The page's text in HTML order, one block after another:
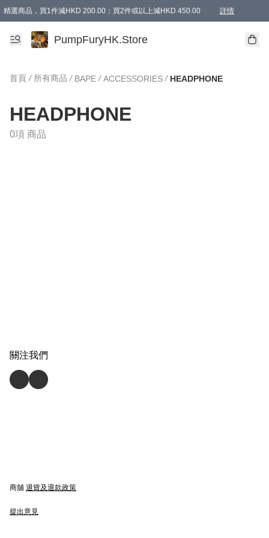
精選商品，買1件減HKD 200.00；買2件或以上減HKD 450.00 詳情
AAPE商品,會員專享9折或以上（按會員等級）AAPE products, members can
精選商品，任選買2件或以上減HKD 100.00
購物滿 HKD 800.00即享免運費優惠！（適用於 特定的送貨方式 )
PumpFuryHK.Store
首頁 / 所有商品 / BAPE / ACCESSORIES / HEADPHONE
HEADPHONE
0項 商品
關注我們
商舖 退貨及退款政策
提出意見